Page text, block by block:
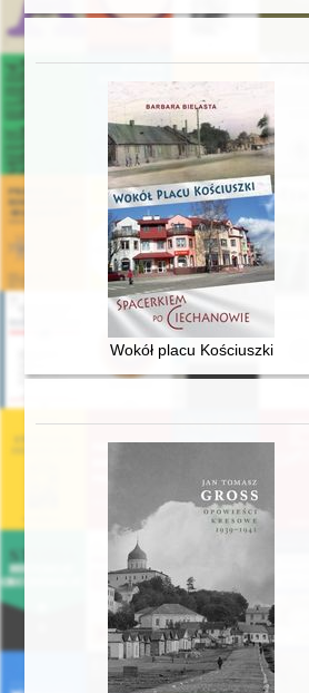
Wokół placu Kościuszki